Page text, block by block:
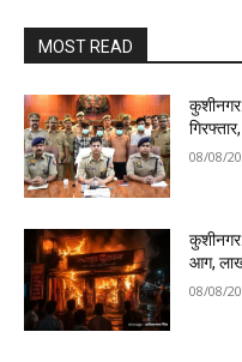
MOST READ
08/08/
आग,
08/08/